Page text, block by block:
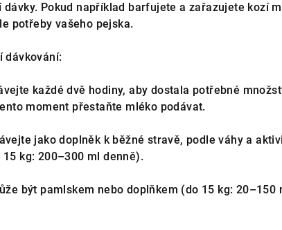
Pokud například barfujete a zařazujete kozí
potřeby vašeho pejska.
dávkování:
každé dvě hodiny, aby dostala potřebné
moment přestaňte mléko podávat.
jako doplněk k běžné stravě, podle váhy a
kg: 200–300 ml denně).
být pamlskem nebo doplňkem (do 15 kg: 20–150